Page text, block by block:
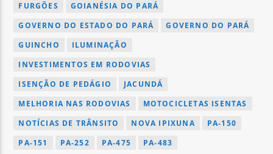
FURGÕES
GOIANÉSIA DO PARÁ
GOVERNO DO ESTADO DO PARÁ
GOVERNO DO PARÁ
GUINCHO
ILUMINAÇÃO
INVESTIMENTOS EM RODOVIAS
ISENÇÃO DE PEDÁGIO
JACUNDÁ
MELHORIA NAS RODOVIAS
MOTOCICLETAS ISENTAS
NOTÍCIAS DE TRÂNSITO
NOVA IPIXUNA
PA-150
PA-151
PA-252 PA-475
PA-483